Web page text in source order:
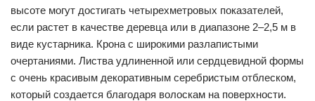
высоте могут достигать четырехметровых показателей,
если растет в качестве деревца или в диапазоне 2–2,5 м в
виде кустарника. Крона с широкими разлапистыми
очертаниями. Листва удлиненной или сердцевидной формы
с очень красивым декоративным серебристым отблеском,
который создается благодаря волоскам на поверхности.